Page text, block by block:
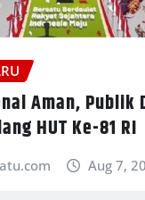
Aman, Publik
HUT Ke-81 RI
Aug 7,